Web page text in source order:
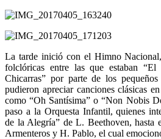
La tarde inició con el Himno
folclóricas entre las que estaban
Chicarras” por parte de los
pudieron apreciar canciones clásicas
como “Oh Santísima” o “Non Nobis
paso a la Orquesta Infantil, quienes
de la Alegría” de L. Beethoven, hasta
Armenteros y H. Pablo, el cual